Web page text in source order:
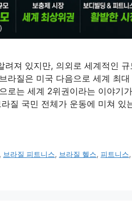
려져 있지만, 의외로 세계적인
라질은 미국 다음으로 세계 최
로는 세계 2위권이라는 이야기
질 국민 전체가 운동에 미쳐 있
, 브라질 피트니스, 브라질 헬스,피트니스,